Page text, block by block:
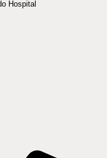
Hospital